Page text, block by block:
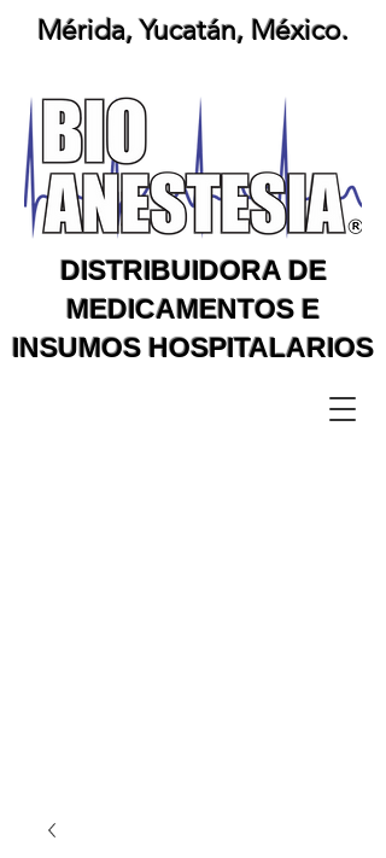
DISTRIBUIDORA DE
MEDICAMENTOS E
INSUMOS HOSPITALARIOS
Mérida, Yucatán, México.